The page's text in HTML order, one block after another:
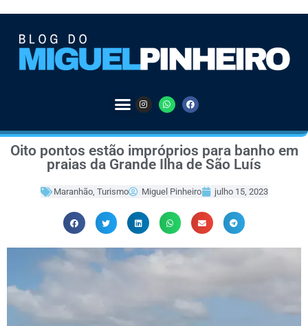
Oito pontos estão impróprios para banho em
praias da Grande Ilha de São Luís
Maranhão, Turismo Miguel Pinheiro julho 15, 2023